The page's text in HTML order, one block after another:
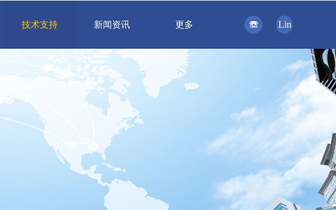
☏
技术支持 新闻资讯 更多 Lin